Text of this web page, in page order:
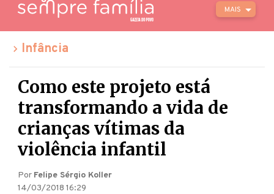
MAIS
Infância
Como este projeto está
transformando a vida de
crianças vítimas da
violência infantil
Por Felipe Sérgio Koller
14/03/2018 16:29